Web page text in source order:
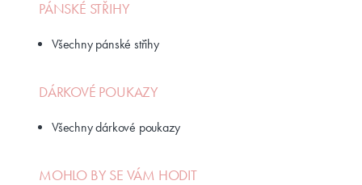
PÁNSKÉ STŘIHY
Všechny pánské střihy
DÁRKOVÉ POUKAZY
Všechny dárkové poukazy
MOHLO BY SE VÁM HODIT